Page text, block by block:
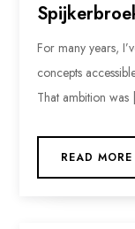
For many years,
concepts
That ambition
READ MORE